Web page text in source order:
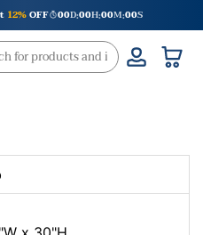
12%OFF 00D:00H:00M:00S